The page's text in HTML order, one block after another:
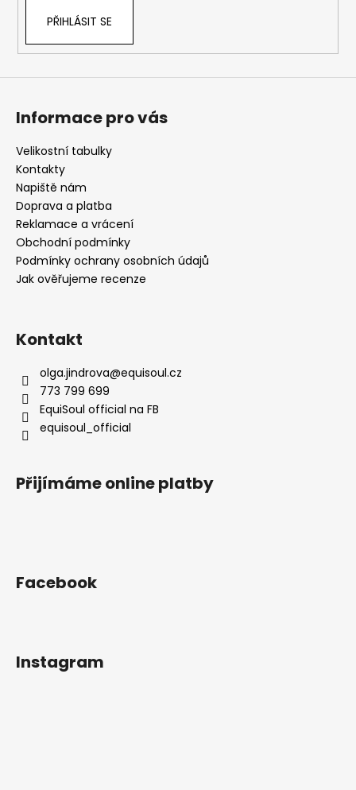
PŘIHLÁSIT SE
Informace pro vás
Velikostní tabulky
Kontakty
Napiště nám
Doprava a platba
Reklamace a vrácení
Obchodní podmínky
Podmínky ochrany osobních údajů
Jak ověřujeme recenze
Kontakt
olga.jindrova@equisoul.cz
773 799 699
EquiSoul official na FB
equisoul_official
Přijímáme online platby
Facebook
Instagram